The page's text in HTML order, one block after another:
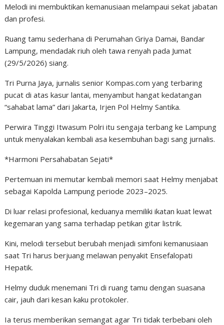
Melodi ini membuktikan kemanusiaan melampaui sekat jabatan
dan profesi.
Ruang tamu sederhana di Perumahan Griya Damai, Bandar
Lampung, mendadak riuh oleh tawa renyah pada Jumat
(29/5/2026) siang.
Tri Purna Jaya, jurnalis senior Kompas.com yang terbaring
pucat di atas kasur lantai, menyambut hangat kedatangan
“sahabat lama” dari Jakarta, Irjen Pol Helmy Santika.
Perwira Tinggi Itwasum Polri itu sengaja terbang ke Lampung
untuk menyalakan kembali asa kesembuhan bagi sang jurnalis.
*Harmoni Persahabatan Sejati*
Pertemuan ini memutar kembali memori saat Helmy menjabat
sebagai Kapolda Lampung periode 2023–2025.
Di luar relasi profesional, keduanya memiliki ikatan kuat lewat
kegemaran yang sama terhadap petikan gitar listrik.
Kini, melodi tersebut berubah menjadi simfoni kemanusiaan
saat Tri harus berjuang melawan penyakit Ensefalopati
Hepatik.
Helmy duduk menemani Tri di ruang tamu dengan suasana
cair, jauh dari kesan kaku protokoler.
Ia terus memberikan semangat agar Tri tidak terbebani oleh